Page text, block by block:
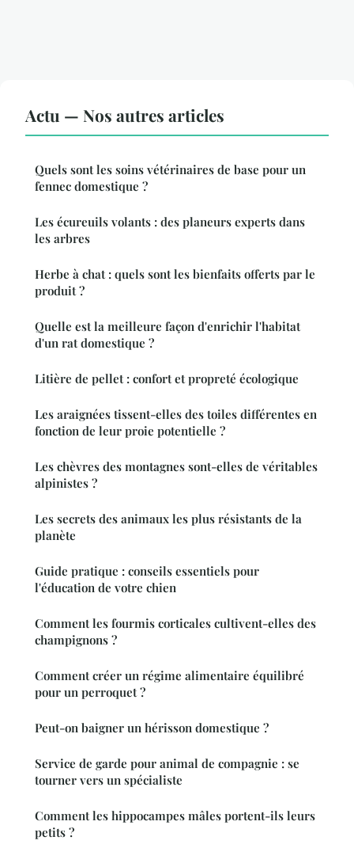
Actu — Nos autres articles
Quels sont les soins vétérinaires de base pour un
fennec domestique ?
Les écureuils volants : des planeurs experts dans
les arbres
Herbe à chat : quels sont les bienfaits offerts par le
produit ?
Quelle est la meilleure façon d'enrichir l'habitat
d'un rat domestique ?
Litière de pellet : confort et propreté écologique
Les araignées tissent-elles des toiles différentes en
fonction de leur proie potentielle ?
Les chèvres des montagnes sont-elles de véritables
alpinistes ?
Les secrets des animaux les plus résistants de la
planète
Guide pratique : conseils essentiels pour
l'éducation de votre chien
Comment les fourmis corticales cultivent-elles des
champignons ?
Comment créer un régime alimentaire équilibré
pour un perroquet ?
Peut-on baigner un hérisson domestique ?
Service de garde pour animal de compagnie : se
tourner vers un spécialiste
Comment les hippocampes mâles portent-ils leurs
petits ?